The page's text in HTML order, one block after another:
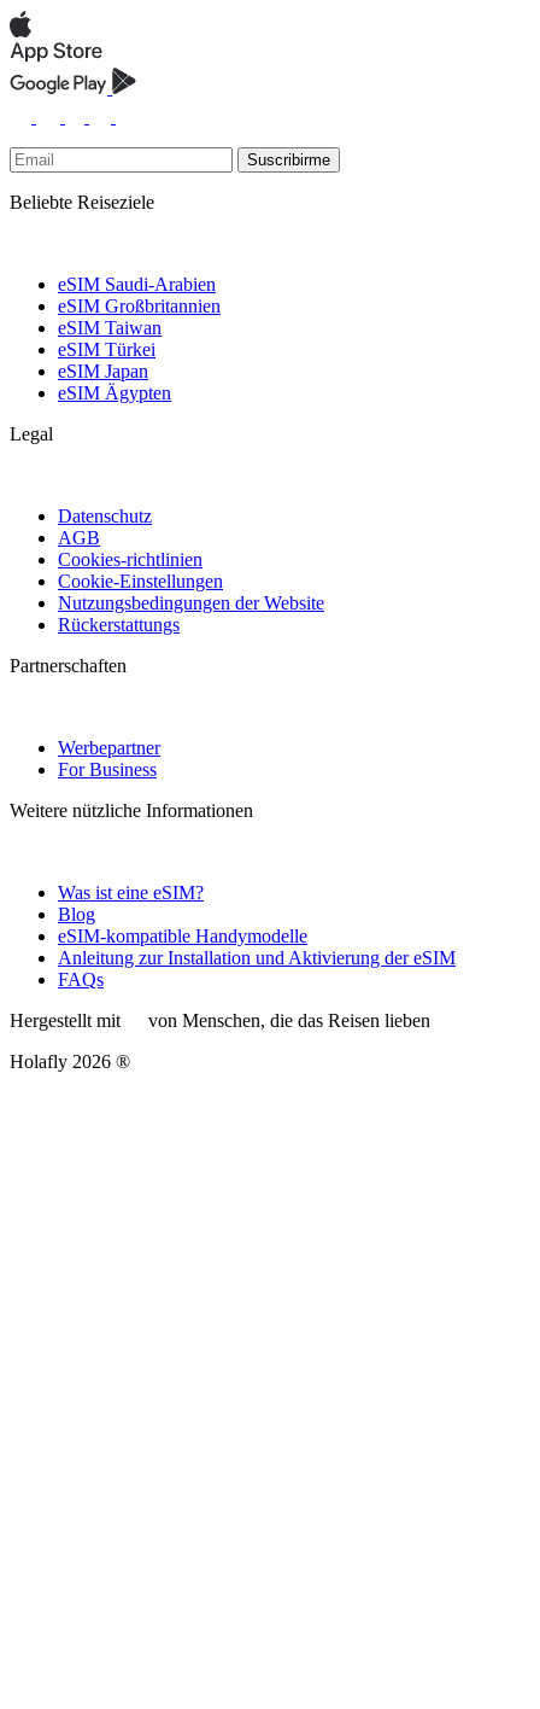
Suscribirme
Beliebte Reiseziele
eSIM Saudi-Arabien
eSIM Großbritannien
eSIM Taiwan
eSIM Türkei
eSIM Japan
eSIM Ägypten
Legal
Datenschutz
AGB
Cookies-richtlinien
Cookie-Einstellungen
Nutzungsbedingungen der Website
Rückerstattungs
Partnerschaften
Werbepartner
For Business
Weitere nützliche Informationen
Was ist eine eSIM?
Blog
eSIM-kompatible Handymodelle
Anleitung zur Installation und Aktivierung der eSIM
FAQs
Hergestellt mit
von Menschen, die das Reisen lieben
Holafly 2026 ®